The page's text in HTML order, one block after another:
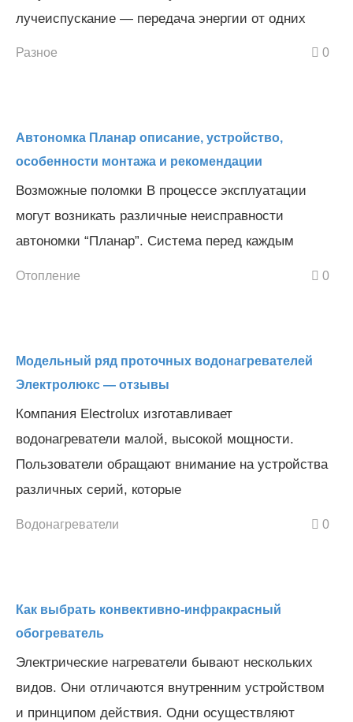
лучеиспускание — передача энергии от одних
Разное 0
Автономка Планар описание, устройство,
особенности монтажа и рекомендации
Возможные поломки В процессе эксплуатации
могут возникать различные неисправности
автономки “Планар”. Система перед каждым
Отопление 0
Модельный ряд проточных водонагревателей
Электролюкс — отзывы
Компания Electrolux изготавливает
водонагреватели малой, высокой мощности.
Пользователи обращают внимание на устройства
различных серий, которые
Водонагреватели 0
Как выбрать конвективно-инфракрасный
обогреватель
Электрические нагреватели бывают нескольких
видов. Они отличаются внутренним устройством
и принципом действия. Одни осуществляют